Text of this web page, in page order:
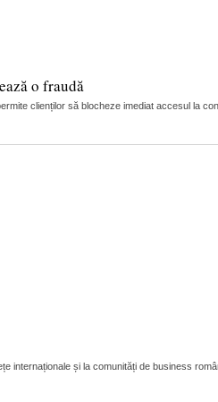
o fraudă
clienților să blocheze imediat accesul la
internaționale și la comunități de business